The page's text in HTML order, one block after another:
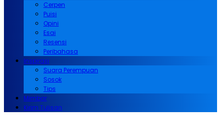
Cerpen
Puisi
Opini
Esai
Resensi
Peribahasa
Inspirasi
Suara Perempuan
Sosok
Tips
Mimbar
Kirim Tulisan